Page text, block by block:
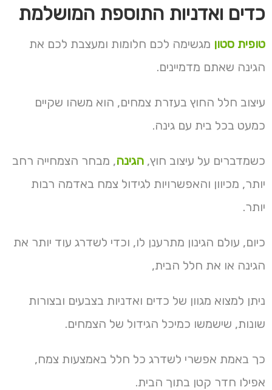
כדים ואדניות התוספת המושלמת
טופית סטון מגשימה לכם חלומות ומעצבת לכם את
הגינה שאתם מדמיינים.
עיצוב חלל החוץ בעזרת צמחים, הוא משהו שקיים
כמעט בכל בית עם גינה.
כשמדברים על עיצוב חוץ, הגינה, מבחר הצמחייה רחב
יותר, מכיוון והאפשרויות לגידול צמח באדמה רבות
יותר.
כיום, עולם הגינון מתרענן לו, וכדי לשדרג עוד יותר את
הגינה או את חלל הבית,
ניתן למצוא מגוון של כדים ואדניות בצבעים ובצורות
שונות, שישמשו כמיכל הגידול של הצמחים.
כך באמת אפשרי לשדרג כל חלל באמצעות צמח,
אפילו חדר קטן בתוך הבית.